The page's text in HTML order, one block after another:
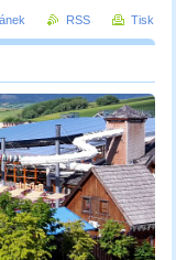
a Polsku
RSS Tisk